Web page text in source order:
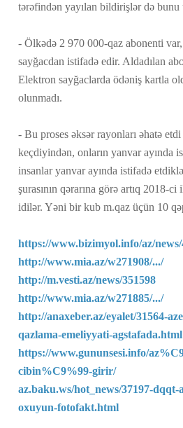
tərəfindən yayılan bildirişlər də bunu
- Ölkədə 2 970 000-qaz abonenti
sayğacdan istifadə edir. Aldadılan
Elektron sayğaclarda ödəniş kartla
olunmadı.
- Bu proses əksər rayonları əhatə
keçdiyindən, onların yanvar ayında
insanlar yanvar ayında istifadə
şurasının qərarına görə artıq
idilər. Yəni bir kub m.qaz üçün 10
https://www.bizimyol.info/az/
http://www.mia.az/w271908/.../
http://m.vesti.az/news/351598
http://www.mia.az/w271885/.../
http://anaxeber.az/eyalet/31564-
qazlama-emeliyyati-agstafada.html
https://www.gununsesi.info/
cibin%C9%99-girir/
az.baku.ws/hot_news/37197-
oxuyun-fotofakt.html